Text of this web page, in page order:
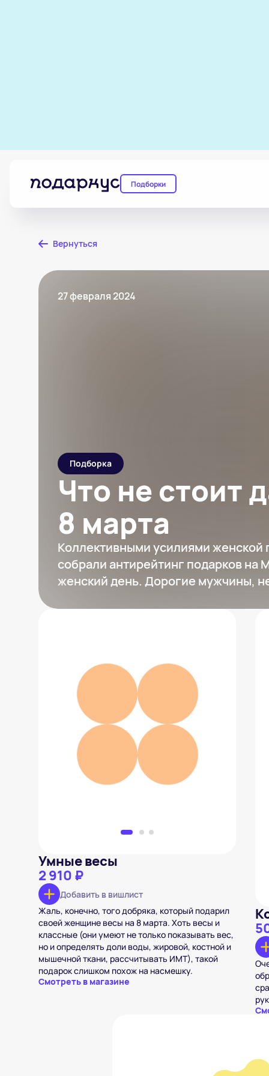
Подборки
Вернуться
27 февраля 2024
Подборка
Что не стоит
8 марта
Коллективными усилиями женской
собрали антирейтинг подарков
женский день. Дорогие мужчины,
Умные весы
2 910 ₽
Добавить в вишлист
Умные весы
2 910 ₽
Добавить в вишлист
Жаль, конечно, того добряка, который подарил
своей женщине весы на 8 марта. Хоть весы и
классные (они умеют не только показывать вес,
но и определять доли воды, жировой, костной и
мышечной ткани, рассчитывать ИМТ), такой
подарок слишком похож на насмешку.
Смотреть в магазине